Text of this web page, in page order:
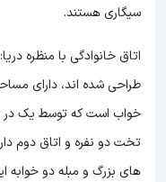
سیگاری هستند.
اتاق خانوادگی با منظره
خواب است که توسط یک در
تخت دو نفره و اتاق دوم
های بزرگ و مبله دو خوابه